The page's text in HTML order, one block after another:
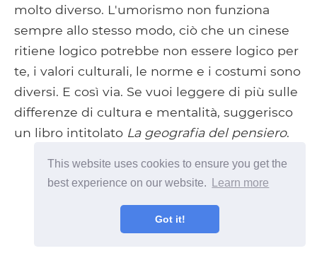
This website uses cookies to ensure you get the
best experience on our website.
Learn more
Got it!
molto diverso. L'umorismo non funziona
sempre allo stesso modo, ciò che un cinese
ritiene logico potrebbe non essere logico per
te, i valori culturali, le norme e i costumi sono
diversi. E così via. Se vuoi leggere di più sulle
differenze di cultura e mentalità, suggerisco
un libro intitolato La geografia del pensiero.